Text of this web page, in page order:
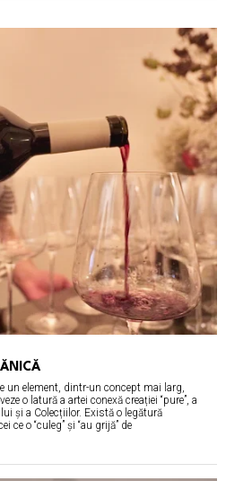
un element, dintr-un concept mai larg,
o latură a artei conexă creației “pure”, a
și a Colecțiilor. Există o legătură
ce o “culeg” și “au grijă” de